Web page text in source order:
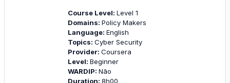
Course Level: Level 1
Domains: Policy Makers
Language: English
Topics: Cyber Security
Provider: Coursera
Level: Beginner
WARDIP: Não
Duration: 8h00